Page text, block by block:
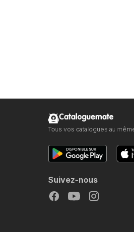
Cataloguemate
Tous vos catalogues au
Suivez-nous